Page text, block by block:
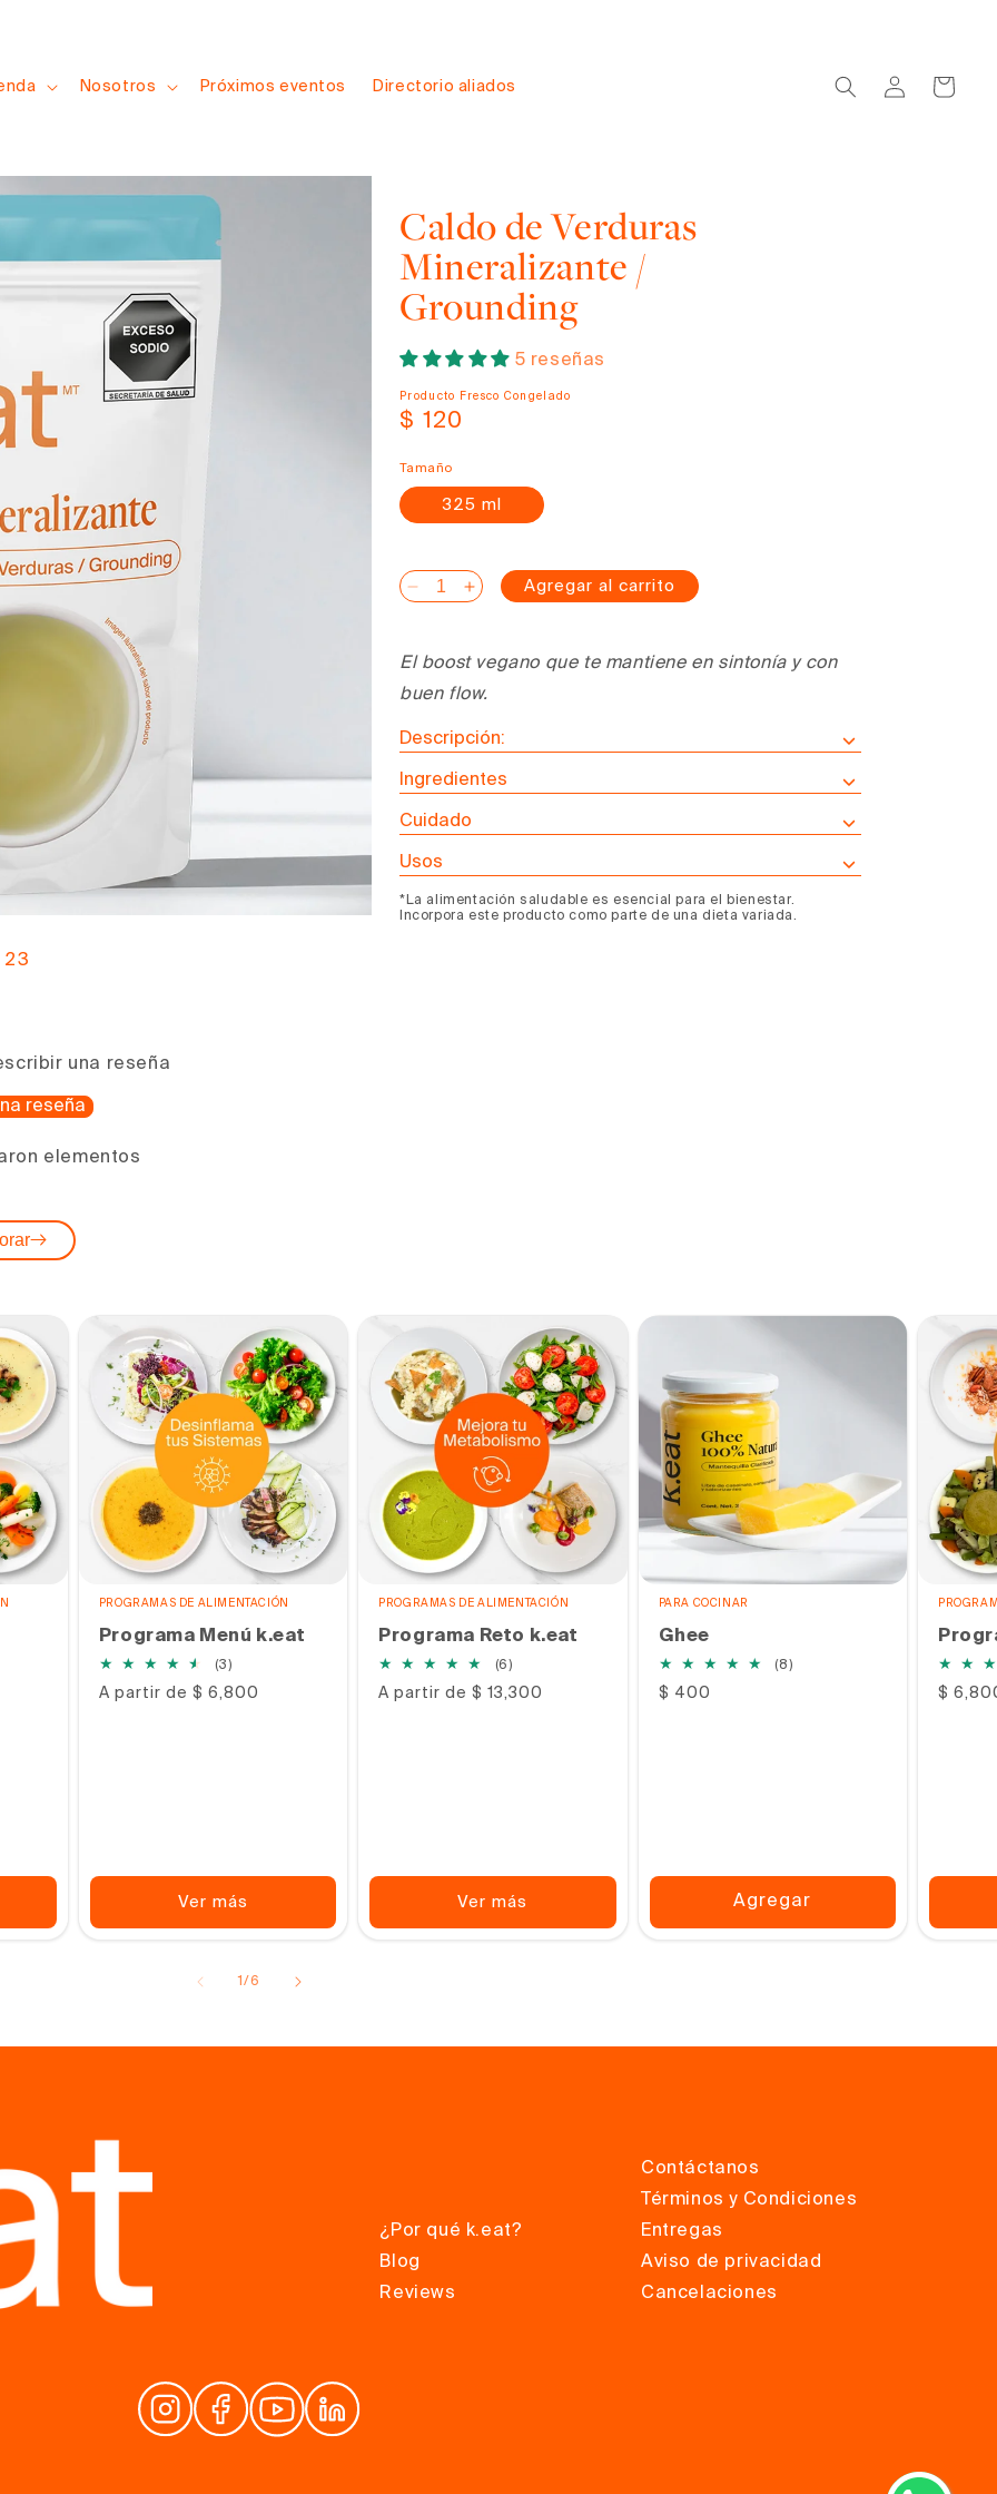
Nosotros Próximos eventos Directorio aliados
sesión
Carrito
23
Caldo de Verduras
Mineralizante /
Grounding
5 reseñas
Producto Fresco Congelado
Precio
$ 120
Tamaño
325 ml
Reducir
Caldo
de
Mineralizante
/
Aumentar
Caldo
de
Mineralizante
/
Agregar al carrito
El boost vegano que te mantiene en sintonía y con
buen flow.
Descripción:
Ingredientes
Cuidado
Usos
*La alimentación saludable es esencial para el bienestar.
Incorpora este producto como parte de una dieta variada.
una reseña
reseña
elementos
PROGRAMAS DE ALIMENTACIÓN
Programa Menú k.eat
(3)3
totales
Precio
A partir de $ 6,800
Ver más
PROGRAMAS DE ALIMENTACIÓN
Programa Reto k.eat
(6)6
totales
Precio
A partir de $ 13,300
Ver más
PARA COCINAR
Ghee
(8)8
Precio
$ 400
Agregar
Precio
$
1/de
6
¿Por qué k.eat?
Blog
Reviews
Contáctanos
Términos y Condiciones
Entregas
Aviso de privacidad
Cancelaciones